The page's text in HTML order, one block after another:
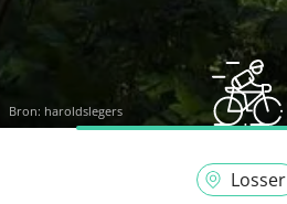
Bron: haroldslegers
Losser